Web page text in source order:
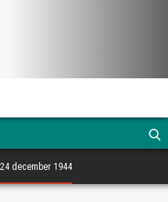
december 1944